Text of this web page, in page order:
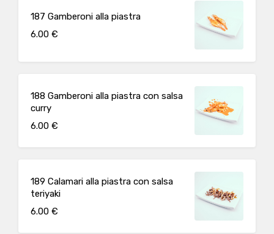
187 Gamberoni alla piastra
6.00 €
188 Gamberoni alla piastra con salsa
curry
6.00 €
189 Calamari alla piastra con salsa
teriyaki
6.00 €